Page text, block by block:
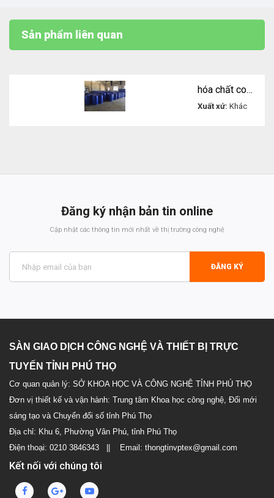
Sản phẩm liên quan
hóa chất copolymer of maleic and acylic acid AA/MA
Xuất xứ:Khác
Đăng ký nhận bản tin online
Cập nhật các thông tin mới nhất về thị trường công nghệ
ĐĂNG KÝ
SÀN GIAO DỊCH CÔNG NGHỆ VÀ THIẾT BỊ TRỰC
TUYẾN TỈNH PHÚ THỌ
Cơ quan quản lý: SỞ KHOA HỌC VÀ CÔNG NGHỆ TỈNH PHÚ THỌ
Đơn vị thiết kế và vận hành: Trung tâm Khoa học công nghệ, Đổi mới
sáng tạo và Chuyển đổi số tỉnh Phú Thọ
Địa chỉ: Khu 6, Phường Vân Phú, tỉnh Phú Thọ
Điện thoại: 0210 3846343 || Email: thongtinvptex@gmail.com
Kết nối với chúng tôi